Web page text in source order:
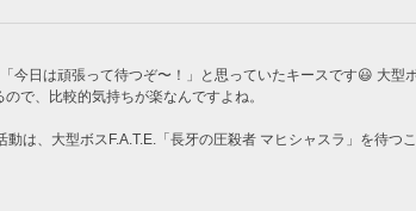
今日は頑張って待つぞ〜！」と思っていたキースです😃 大型
で、比較的気持ちが楽なんですよね。
動は、大型ボスF.A.T.E.「長牙の圧殺者 マヒシャスラ」を待つ